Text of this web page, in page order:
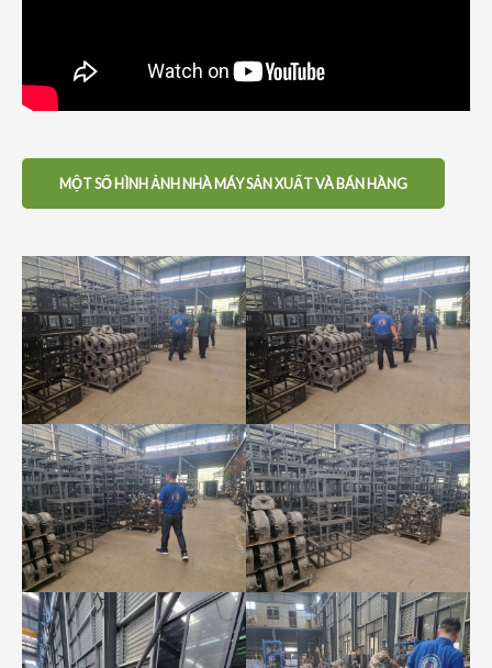
MỘT SỐ HÌNH ẢNH NHÀ MÁY SẢN XUẤT VÀ BÁN HÀNG